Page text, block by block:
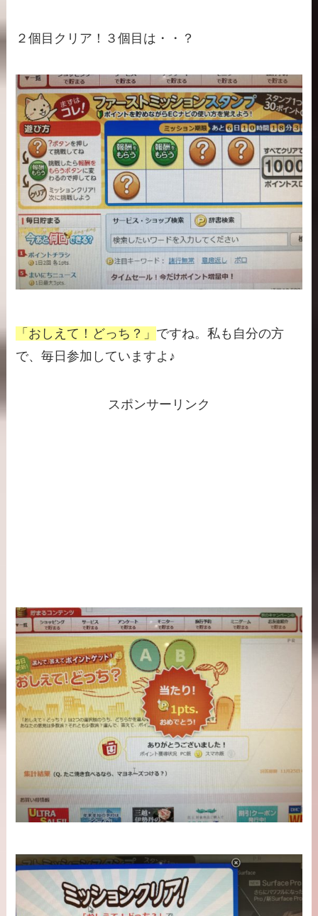
２個目クリア！３個目は・・？
「おしえて！どっち？」 ですね。私も自分の方
で、毎日参加していますよ♪
スポンサーリンク